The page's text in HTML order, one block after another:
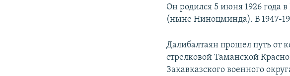
Он родился 5 июня 1926 года
(ныне Ниноцминда). В 1947-
Далибалтаян прошел путь от
стрелковой Таманской
Закавказского военного